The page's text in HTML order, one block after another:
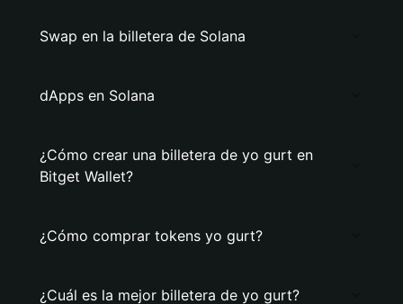
Swap en la billetera de Solana
dApps en Solana
¿Cómo crear una billetera de yo gurt en
Bitget Wallet?
¿Cómo comprar tokens yo gurt?
¿Cuál es la mejor billetera de yo gurt?